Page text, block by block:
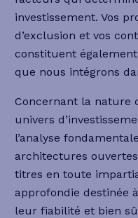
investissement. Vos
d’exclusion et vos
constituent
que nous intégrons
Concernant la nature
univers
l’analyse
architectures
titres en toute
approfondie destinée
leur fiabilité et bien